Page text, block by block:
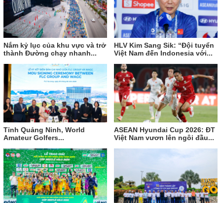
Nắm kỷ lục của khu vực và trở
thành Đường chạy nhanh...
HLV Kim Sang Sik: “Đội tuyển
Việt Nam đến Indonesia với...
Tỉnh Quảng Ninh, World
Amateur Golfers...
ASEAN Hyundai Cup 2026: ĐT
Việt Nam vươn lên ngôi đầu...